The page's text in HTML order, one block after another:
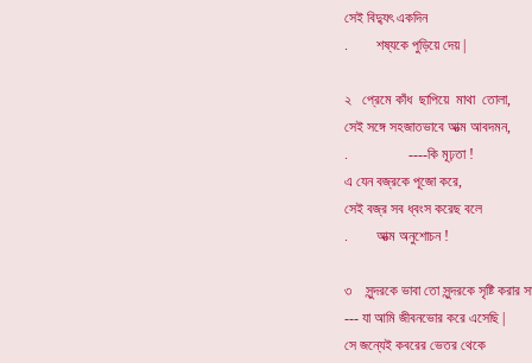
সেই বিদ্যুৎ একদিন
. শষ্যকে পুড়িয়ে দেয় |
২ প্রেমে কাঁধ ছাপিয়ে মাথা তোলা,
সেই সঙ্গে সহজাতভাবে আত্ম আবদমন,
. ----কি মূঢ়তা !
এ যেন বজ্রকে পূজো করে,
সেই বজ্র সব ধ্বংস করেছ বলে
. আত্ম অনুশোচন !
৩ সুন্দরকে ভাবা তো সুন্দরকে সৃষ্টি করার
--- যা আমি জীবনভোর করে এসেছি |
সে জন্যেই কবরের ভেতর থেকে